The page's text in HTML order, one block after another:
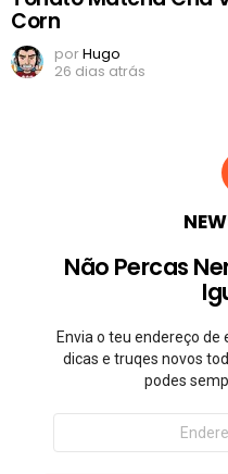
Corn
porHugo
26 dias atrás
Não Percas
Envia o teu endereço
dicas e truqes novos
podes
Endereço
email